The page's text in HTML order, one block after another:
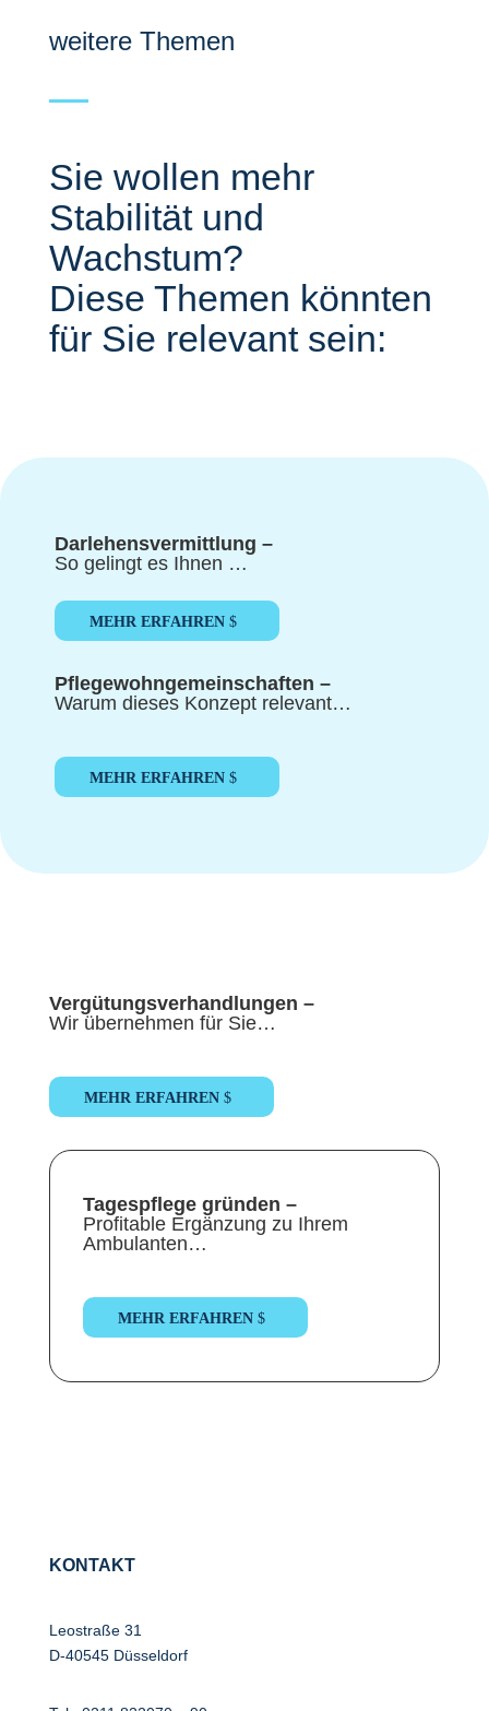
weitere Themen
Sie wollen mehr
Stabilität und
Wachstum?
Diese Themen könnten
für Sie relevant sein:
Darlehensvermittlung –
So gelingt es Ihnen …
MEHR ERFAHREN
Pflegewohngemeinschaften –
Warum dieses Konzept relevant…
MEHR ERFAHREN
Vergütungsverhandlungen –
Wir übernehmen für Sie…
MEHR ERFAHREN
Tagespflege gründen –
Profitable Ergänzung zu Ihrem
Ambulanten…
MEHR ERFAHREN
KONTAKT
Leostraße 31
D-40545 Düsseldorf